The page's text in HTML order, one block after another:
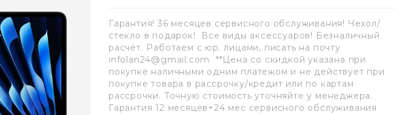
Гарантия! 36 месяцев сервисного обслуживания! Чехол/
стекло в подарок! Все виды аксессуаров! Безналичный
расчёт. Работаем с юр. лицами, писать на почту
infolan24@gmail.com **Цена со скидкой указана при
покупке наличными одним платежом и не действует при
покупке товара в рассрочку/кредит или по картам
рассрочки. Точную стоимость уточняйте у менеджера.
Гарантия 12 месяцев+24 мес сервисного обслуживания